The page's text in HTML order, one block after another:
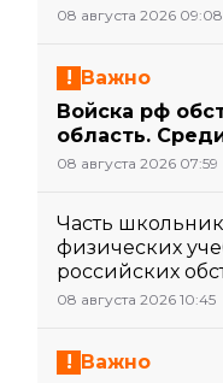
08 августа 2026 09:08
Важно
Войска рф
область.
08 августа 2026 07:59
Часть
физических
российских
08 августа 2026 10:45
Важно